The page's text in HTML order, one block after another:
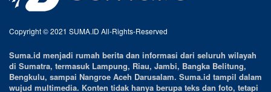
Copyright © 2021 SUMA.ID All-Rights-Reserved
Suma.id menjadi rumah berita dan informasi dari seluruh wilayah
di Sumatra, termasuk Lampung, Riau, Jambi, Bangka Belitung,
Bengkulu, sampai Nangroe Aceh Darusalam. Suma.id tampil dalam
wujud multimedia. Konten tidak hanya berupa teks dan foto, tetapi